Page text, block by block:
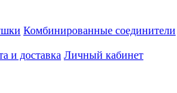
Комбинированные соединители
и доставка Личный кабинет